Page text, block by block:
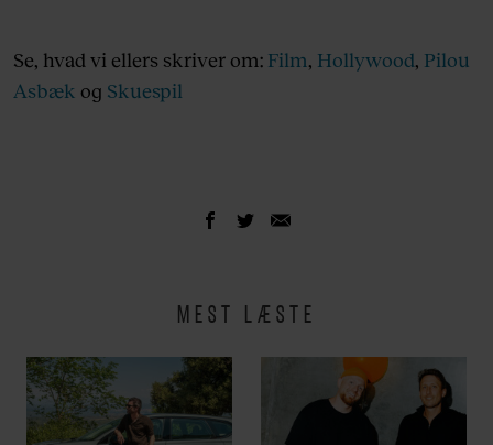
Se, hvad vi ellers skriver om: Film, Hollywood, Pilou
Asbæk og Skuespil
MEST LÆSTE